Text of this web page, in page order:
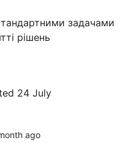
задачами
рішень
24 July
ago